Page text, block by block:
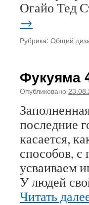
Огайо Тед
→
Рубрика: Общий
Фукуяма
Опубликовано
последние
касается,
способов,
усваиваем
У людей
Читать